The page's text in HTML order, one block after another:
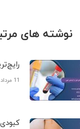
نوشته های
11 مرداد 1405